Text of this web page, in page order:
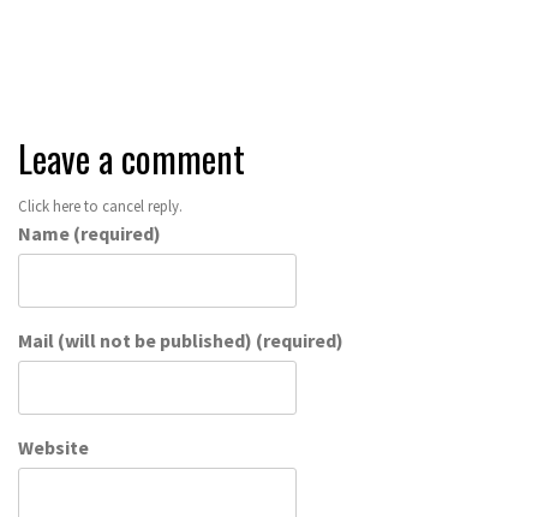
Leave a comment
Click here to cancel reply.
Name (required)
Mail (will not be published) (required)
Website